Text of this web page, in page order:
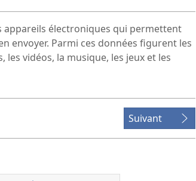
appareils électroniques qui permettent
envoyer. Parmi ces données figurent les
les vidéos, la musique, les jeux et les
Suivant